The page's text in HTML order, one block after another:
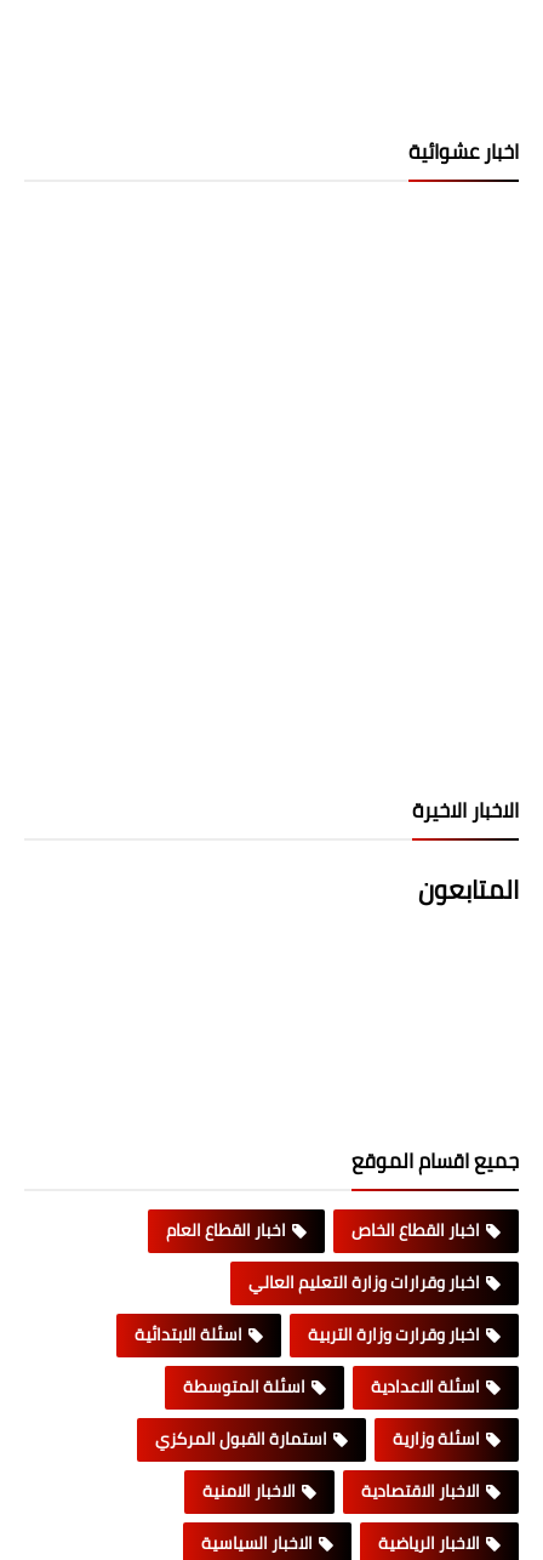
اخبار عشوائية
الاخبار الاخيرة
المتابعون
جميع اقسام الموقع
اخبار القطاع الخاص
اخبار القطاع العام
اخبار وقرارات وزارة التعليم العالي
اخبار وقرارت وزارة التربية
اسئلة الابتدائية
اسئلة الاعدادية
اسئلة المتوسطة
اسئلة وزارية
استمارة القبول المركزي
الاخبار الاقتصادية
الاخبار الامنية
الاخبار الرياضية
الاخبار السياسية